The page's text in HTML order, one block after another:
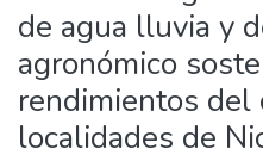
de agua lluvia y
agronómico
rendimientos del
localidades de